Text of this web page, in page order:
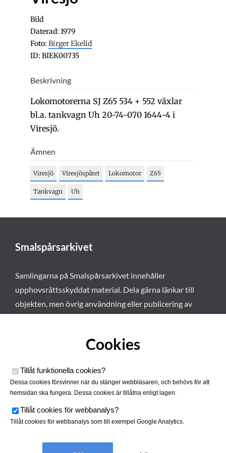
Bild
Daterad: 1979
Foto: Birger Ekelid
ID: BIEK00735
Beskrivning
Lokomotorerna SJ Z65 534 + 552 växlar
bl.a. tankvagn Uh 20-74-070 1644-4 i
Viresjö.
Ämnen
Viresjö Viresjöspåret Lokomotor Z65
Tankvagn Uh
Smalspårsarkivet
Samlingarna på Smalspårsarkivet innehåller
upphovsrättsskyddat material. Dela gärna länkar till
objekten, men övrig användning eller publicering av
Cookies
Tillåt funktionella cookies?
Dessa cookies försvinner när du stänger webbläsaren, och behövs för att
hemsidan ska fungera. Dessa cookies är tillåtna enligt lagen.
Tillåt cookies för webbanalys?
Tillåt cookies för webbanalys som till exempel Google Analytics.